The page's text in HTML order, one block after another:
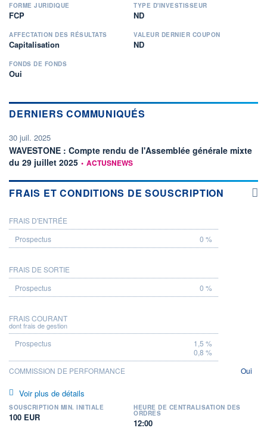
FORME JURIDIQUE
FCP
TYPE D'INVESTISSEUR
ND
AFFECTATION DES RÉSULTATS
Capitalisation
VALEUR DERNIER COUPON
ND
FONDS DE FONDS
Oui
DERNIERS COMMUNIQUÉS
30 juil. 2025
WAVESTONE : Compte rendu de l'Assemblée générale mixte
du 29 juillet 2025 information fournie par
• ACTUSNEWS
FRAIS ET CONDITIONS DE SOUSCRIPTION
PROSPECTUS
FRAIS D'ENTRÉE
0 %
FRAIS DE SORTIE
0 %
FRAIS COURANT
dont frais de gestion
1,5 %
0,8 %
COMMISSION DE PERFORMANCE
Oui
Voir plus de détails
SOUSCRIPTION MIN. INITIALE
100 EUR
HEURE DE CENTRALISATION DES
ORDRES
12:00